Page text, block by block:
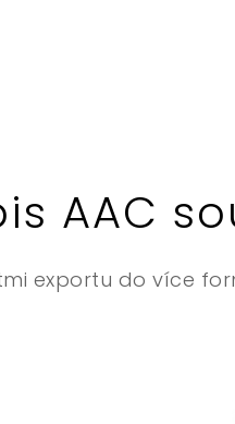
AAC
exportu do více